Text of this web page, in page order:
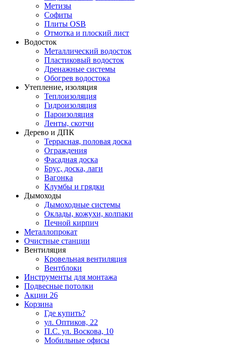
Метизы
Софиты
Плиты OSB
Отмотка и плоский лист
Водосток
Металлический водосток
Пластиковый водосток
Дренажные системы
Обогрев водостока
Утепление, изоляция
Теплоизоляция
Гидроизоляция
Пароизоляция
Ленты, скотчи
Дерево и ДПК
Террасная, половая доска
Ограждения
Фасадная доска
Брус, доска, лаги
Вагонка
Клумбы и грядки
Дымоходы
Дымоходные системы
Оклады, кожухи, колпаки
Печной кирпич
Металлопрокат
Очистные станции
Вентиляция
Кровельная вентиляция
Вентблоки
Инструменты для монтажа
Подвесные потолки
Акции 26
Корзина
Где купить?
ул. Оптиков, 22
П.С. ул. Воскова, 10
Мобильные офисы